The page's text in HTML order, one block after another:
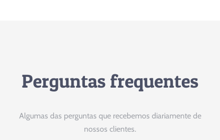
Perguntas frequentes
Algumas das perguntas que recebemos diariamente de
nossos clientes.